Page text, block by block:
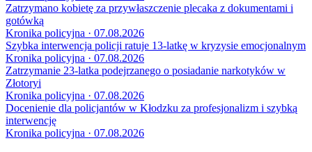
Zatrzymano kobietę za przywłaszczenie plecaka z dokumentami i
gotówką
Kronika policyjna · 07.08.2026
Szybka interwencja policji ratuje 13-latkę w kryzysie emocjonalnym
Kronika policyjna · 07.08.2026
Zatrzymanie 23-latka podejrzanego o posiadanie narkotyków w
Złotoryi
Kronika policyjna · 07.08.2026
Docenienie dla policjantów w Kłodzku za profesjonalizm i szybką
interwencję
Kronika policyjna · 07.08.2026